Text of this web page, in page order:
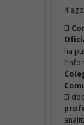
4
El
ha
El